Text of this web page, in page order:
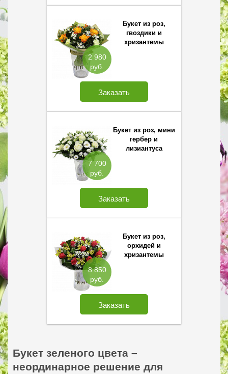
2 980
руб.
Букет из роз,
гвоздики и
хризантемы
Заказать
7 700
руб.
Букет из роз, мини
гербер и
лизиантуса
Заказать
8 850
руб.
Букет из роз,
орхидей и
хризантемы
Заказать
Букет зеленого цвета –
неординарное решение для